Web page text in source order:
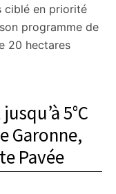
ciblé en priorité
programme de
20 hectares
5°C
Garonne,
Pavée